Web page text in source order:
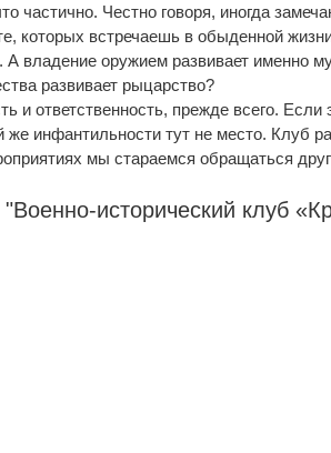
частично. Честно говоря, иногда
которых встречаешь в обыденной
А владение оружием развивает именно
развивает рыцарство?
и ответственность, прежде всего. Если
же инфантильности тут не место. Клуб
мы стараемся обращаться
исторический клуб